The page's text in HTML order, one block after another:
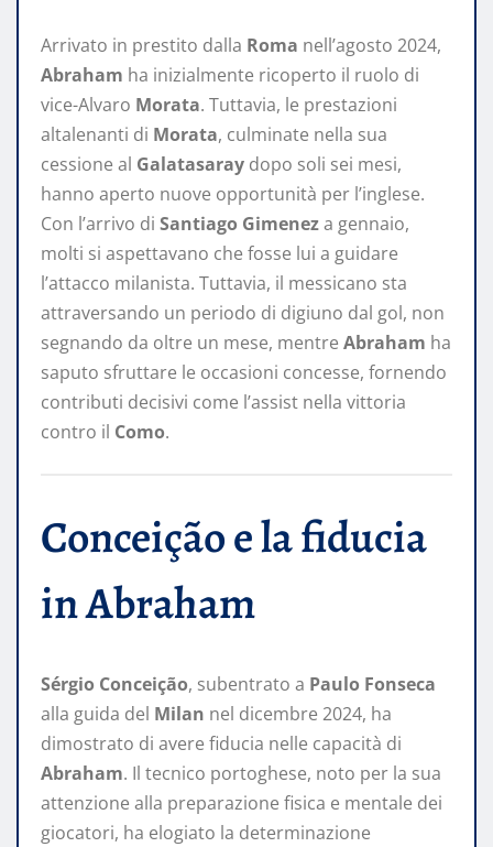
Arrivato in prestito dalla Roma nell’agosto 2024,
Abraham ha inizialmente ricoperto il ruolo di
vice-Alvaro Morata. Tuttavia, le prestazioni
altalenanti di Morata, culminate nella sua
cessione al Galatasaray dopo soli sei mesi,
hanno aperto nuove opportunità per l’inglese.
Con l’arrivo di Santiago Gimeneza gennaio,
molti si aspettavano che fosse lui a guidare
l’attacco milanista. Tuttavia, il messicano sta
attraversando un periodo di digiuno dal gol, non
segnando da oltre un mese, mentre Abraham ha
saputo sfruttare le occasioni concesse, fornendo
contributi decisivi come l’assist nella vittoria
contro il Como.
Conceição e la fiducia
in Abraham
Sérgio Conceição, subentrato a Paulo Fonseca
alla guida del Milan nel dicembre 2024, ha
dimostrato di avere fiducia nelle capacità di
Abraham. Il tecnico portoghese, noto per la sua
attenzione alla preparazione fisica e mentale dei
giocatori, ha elogiato la determinazione